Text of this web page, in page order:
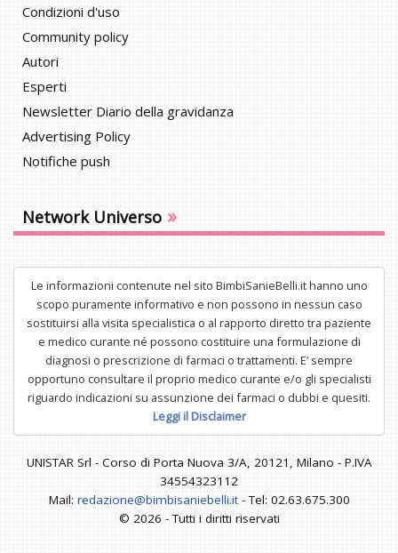
Condizioni d'uso
Community policy
Autori
Esperti
Newsletter Diario della gravidanza
Advertising Policy
Notifiche push
Network Universo »
Le informazioni contenute nel sito BimbiSanieBelli.it hanno uno
scopo puramente informativo e non possono in nessun caso
sostituirsi alla visita specialistica o al rapporto diretto tra paziente
e medico curante né possono costituire una formulazione di
diagnosi o prescrizione di farmaci o trattamenti. E’ sempre
opportuno consultare il proprio medico curante e/o gli specialisti
riguardo indicazioni su assunzione dei farmaci o dubbi e quesiti.
Leggi il Disclaimer
UNISTAR Srl - Corso di Porta Nuova 3/A, 20121, Milano - P.IVA
34554323112
Mail: redazione@bimbisaniebelli.it- Tel: 02.63.675.300
© 2026 - Tutti i diritti riservati